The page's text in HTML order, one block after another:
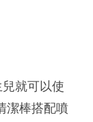
就可以使
潔棒搭配噴